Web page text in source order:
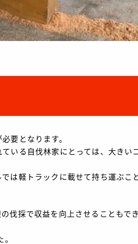
要となります。
いる自伐林家にとっては、大きい
は軽トラックに載せて持ち運ぶこ
伐採で収益を向上させることもで